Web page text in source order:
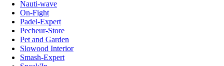
Nauti-wave
On-Fight
Padel-Expert
Pecheur-Store
Pet and Garden
Slowood Interior
Smash-Expert